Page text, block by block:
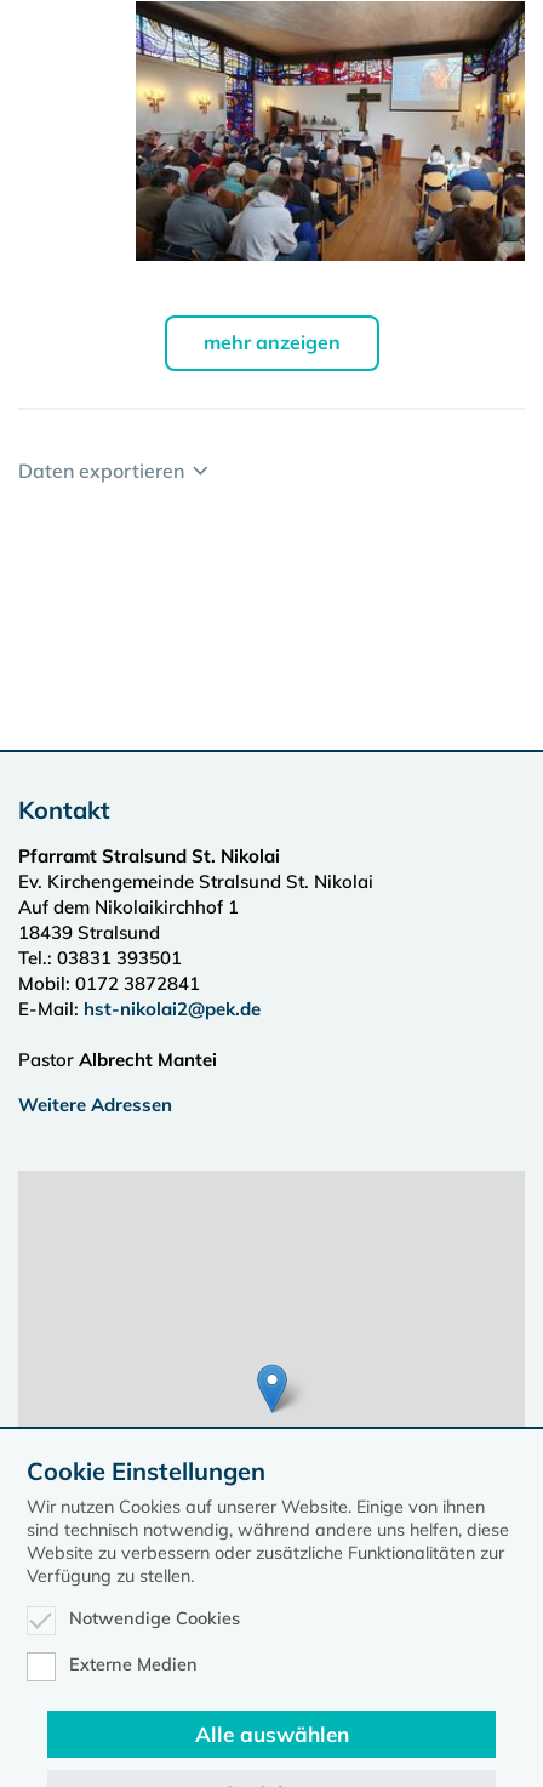
mehr anzeigen
Daten exportieren
Kontakt
Pfarramt Stralsund St. Nikolai
Ev. Kirchengemeinde Stralsund St. Nikolai
Auf dem Nikolaikirchhof 1
18439 Stralsund
Tel.: 03831 393501
Mobil: 0172 3872841
E-Mail: hst-nikolai2@pek.de
Pastor Albrecht Mantei
Weitere Adressen
Diese Seite gehört zum Portalkirche-mv.de
Cookie Einstellungen
Wir nutzen Cookies auf unserer Website. Einige von ihnen
sind technisch notwendig, während andere uns helfen, diese
Website zu verbessern oder zusätzliche Funktionalitäten zur
Verfügung zu stellen.
Notwendige Cookies
Externe Medien
Alle auswählen